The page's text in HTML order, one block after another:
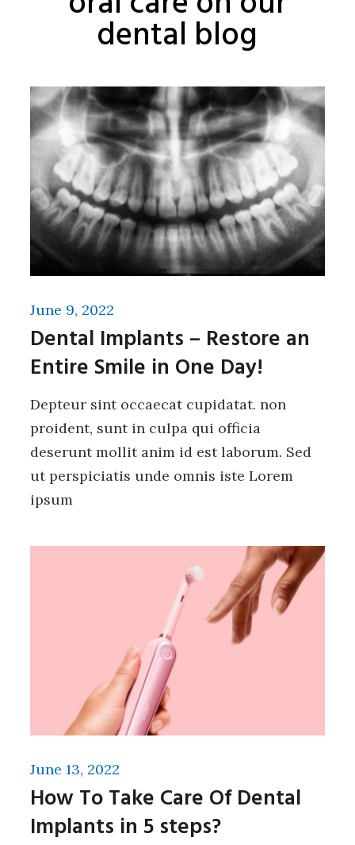
dental blog
June 9, 2022
Dental Implants – Restore an
Entire Smile in One Day!
Depteur sint occaecat cupidatat. non
proident, sunt in culpa qui officia
deserunt mollit anim id est laborum. Sed
ut perspiciatis unde omnis iste Lorem
ipsum
June 13, 2022
How To Take Care Of Dental
Implants in 5 steps?